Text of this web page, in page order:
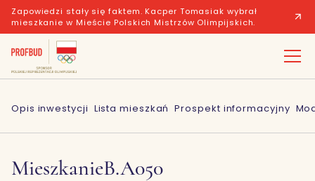
Zapowiedzi stały się faktem. Kacper Tomasiak wybrał
mieszkanie w Mieście Polskich Mistrzów Olimpijskich.
Opis inwestycji Lista mieszkań Prospekt informacyjny
MieszkanieB.A050